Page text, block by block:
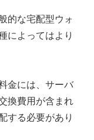
的な宅配型ウォ
によってはより
金には、サーバ
換費用が含まれ
する必要があり